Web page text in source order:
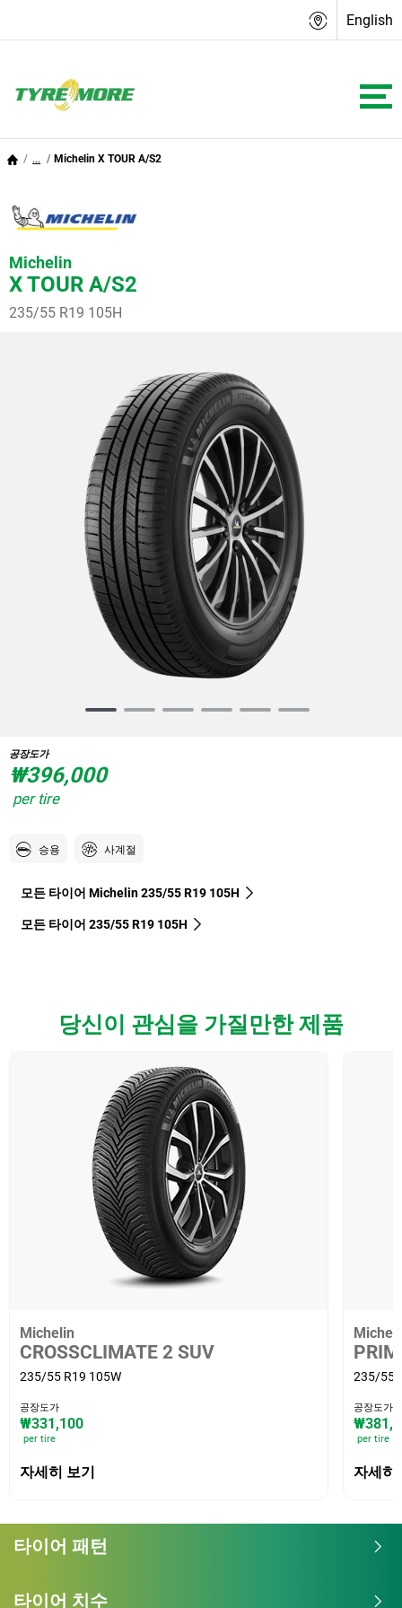
English
... Michelin X TOUR A/S2
Michelin
X TOUR A/S2
235/55 R19 105H
of
6
공장도가
₩396,000
per tire
승용 사계절
모든 타이어 Michelin 235/55 R19 105H
모든 타이어‎ 235/55 R19 105H
당신이 관심을 가질만한 제품
Michelin
CROSSCLIMATE 2 SUV
235/55 R19 105W
공장도가
₩331,100
per tire
자세히 보기
235/55
공장도가
per tire
자세히
타이어 패턴
타이어 치수